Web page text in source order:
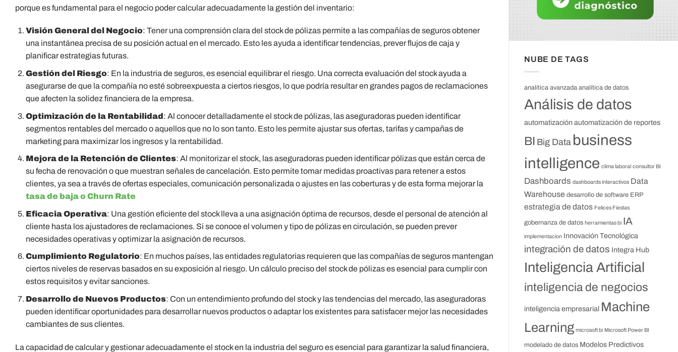
porque es fundamental para el negocio poder calcular adecuadamente la gestión del inventario:
Visión General del Negocio: Tener una comprensión clara del stock de pólizas permite a las compañías de seguros obtener
una instantánea precisa de su posición actual en el mercado. Esto les ayuda a identificar tendencias, prever flujos de caja y
planificar estrategias futuras.
Gestión del Riesgo: En la industria de seguros, es esencial equilibrar el riesgo. Una correcta evaluación del stock ayuda a
asegurarse de que la compañía no esté sobreexpuesta a ciertos riesgos, lo que podría resultar en grandes pagos de reclamaciones
que afecten la solidez financiera de la empresa.
Optimización de la Rentabilidad: Al conocer detalladamente el stock de pólizas, las aseguradoras pueden identificar
segmentos rentables del mercado o aquellos que no lo son tanto. Esto les permite ajustar sus ofertas, tarifas y campañas de
marketing para maximizar los ingresos y la rentabilidad.
Mejora de la Retención de Clientes: Al monitorizar el stock, las aseguradoras pueden identificar pólizas que están cerca de
su fecha de renovación o que muestran señales de cancelación. Esto permite tomar medidas proactivas para retener a estos
clientes, ya sea a través de ofertas especiales, comunicación personalizada o ajustes en las coberturas y de esta forma mejorar la
tasa de baja o Churn Rate
Eficacia Operativa: Una gestión eficiente del stock lleva a una asignación óptima de recursos, desde el personal de atención al
cliente hasta los ajustadores de reclamaciones. Si se conoce el volumen y tipo de pólizas en circulación, se pueden prever
necesidades operativas y optimizar la asignación de recursos.
Cumplimiento Regulatorio: En muchos países, las entidades regulatorias requieren que las compañías de seguros mantengan
ciertos niveles de reservas basados en su exposición al riesgo. Un cálculo preciso del stock de pólizas es esencial para cumplir con
estos requisitos y evitar sanciones.
Desarrollo de Nuevos Productos: Con un entendimiento profundo del stock y las tendencias del mercado, las aseguradoras
pueden identificar oportunidades para desarrollar nuevos productos o adaptar los existentes para satisfacer mejor las necesidades
cambiantes de sus clientes.
La capacidad de calcular y gestionar adecuadamente el stock en la industria del seguro es esencial para garantizar la salud financiera,
NUBE DE TAGS
analítica avanzada analítica de datos
Análisis de datos
automatizaciónautomatización de reportes
BI Big Data business
intelligence clima laboral consultor BI
Dashboards dashboards interactivos Data
Warehouse desarrollo de software ERP
estrategia de datos Felices Fiestas
gobernanza de datos herramientas bi IA
implementacion Innovación Tecnológica
integración de datos Integra Hub
Inteligencia Artificial
inteligencia de negocios
inteligencia empresarial Machine
Learning microsoft bi Microsoft Power BI
modelado de datos Modelos Predictivos